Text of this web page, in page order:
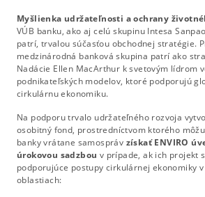
Myšlienka udržateľnosti a ochrany
VÚB banku, ako aj celú skupinu Intesa
patrí, trvalou súčasťou obchodnej stratégie.
medzinárodná banková skupina patrí ako
Nadácie Ellen MacArthur k svetovým lídrom
podnikateľských modelov, ktoré podporujú
cirkulárnu ekonomiku.
Na podporu trvalo udržateľného rozvoja
osobitný fond, prostredníctvom ktorého
banky vrátane samospráv získať ENVIRO
úrokovou sadzbou v prípade, ak ich projekt
podporujúce postupy cirkulárnej ekonomiky
oblastiach: